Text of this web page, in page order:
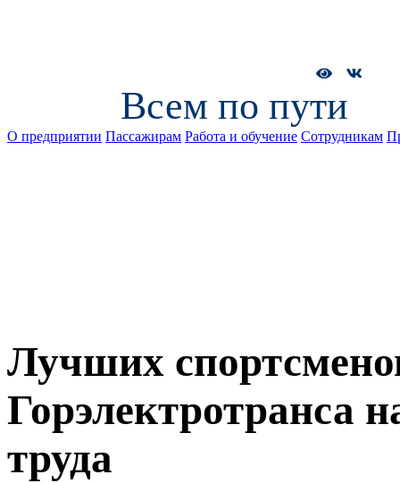
Всем по пути
О предприятии Пассажирам Работа и обучение Сотрудникам
Лучших
Горэлектротранса
труда